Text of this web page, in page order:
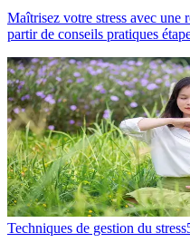
Maîtrisez votre stress avec une
partir de conseils pratiques
Techniques de gestion du stress